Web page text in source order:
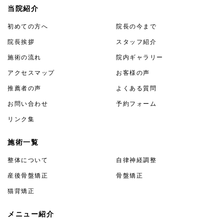
当院紹介
初めての方へ 院長の今まで
院長挨拶 スタッフ紹介
施術の流れ 院内ギャラリー
アクセスマップ お客様の声
推薦者の声 よくある質問
お問い合わせ 予約フォーム
リンク集
施術一覧
整体について 自律神経調整
産後骨盤矯正 骨盤矯正
猫背矯正
メニュー紹介